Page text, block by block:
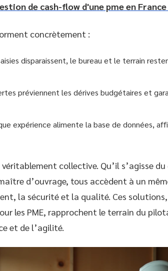
de cash-flow d'une pme en
concrètement :
disparaissent, le bureau et le terrain
préviennent les dérives budgétaires et
expérience alimente la base de données,
collective. Qu’il s’agisse
d’ouvrage, tous accèdent à un
la sécurité et la qualité. Ces solutions,
les PME, rapprochent le terrain du
et de l’agilité.